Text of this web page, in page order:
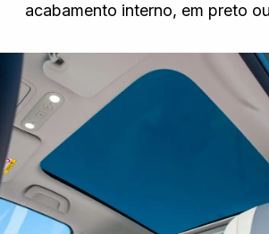
acabamento interno, em preto